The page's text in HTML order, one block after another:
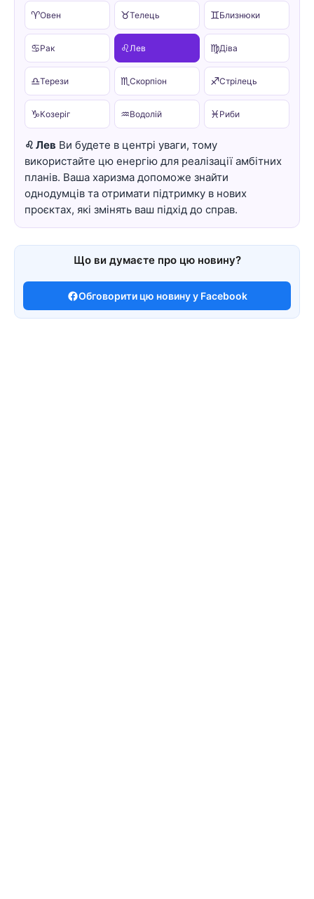
♈Овен ♉Телець ♊Близнюки
♋Рак ♌ Лев ♍Діва
♎Терези ♏Скорпіон ♐Стрілець
♑Козеріг ♒Водолій ♓ Риби
♌ Лев Ви будете в центрі уваги, тому
використайте цю енергію для реалізації амбітних
планів. Ваша харизма допоможе знайти
однодумців та отримати підтримку в нових
проєктах, які змінять ваш підхід до справ.
Що ви думаєте про цю новину?
Обговорити цю новину у Facebook